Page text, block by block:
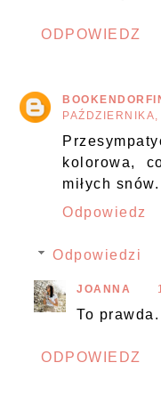
ODPOWIEDZ
kolorowa,
miłych
Odpowiedz
Odpowiedzi
JOANNA
To prawda.
ODPOWIEDZ